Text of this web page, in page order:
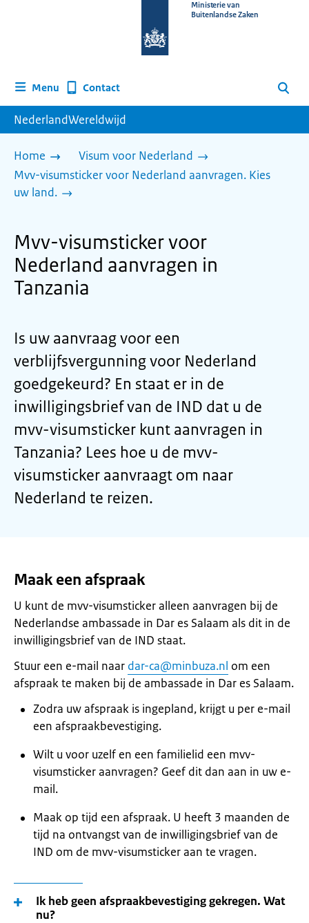
homepage
Ministerie van
Buitenlandse Zaken
Menu Contact Zoeken
NederlandWereldwijd
Home
Visum voor Nederland
Mvv-visumsticker voor Nederland aanvragen. Kies
uw land.
Mvv-visumsticker voor
Nederland aanvragen in
Tanzania
Is uw aanvraag voor een
verblijfsvergunning voor Nederland
goedgekeurd? En staat er in de
inwilligingsbrief van de IND dat u de
mvv-visumsticker kunt aanvragen in
Tanzania? Lees hoe u de mvv-
visumsticker aanvraagt om naar
Nederland te reizen.
Maak een afspraak
U kunt de mvv-visumsticker alleen aanvragen bij de
Nederlandse ambassade in Dar es Salaam als dit in de
inwilligingsbrief van de IND staat.
Stuur een e-mail naar dar-ca@minbuza.nl om een
afspraak te maken bij de ambassade in Dar es Salaam.
Zodra uw afspraak is ingepland, krijgt u per e-mail
een afspraakbevestiging.
Wilt u voor uzelf en een familielid een mvv-
visumsticker aanvragen? Geef dit dan aan in uw e-
mail.
Maak op tijd een afspraak. U heeft 3 maanden de
tijd na ontvangst van de inwilligingsbrief van de
IND om de mvv-visumsticker aan te vragen.
Ik heb geen afspraakbevestiging gekregen. Wat
nu?